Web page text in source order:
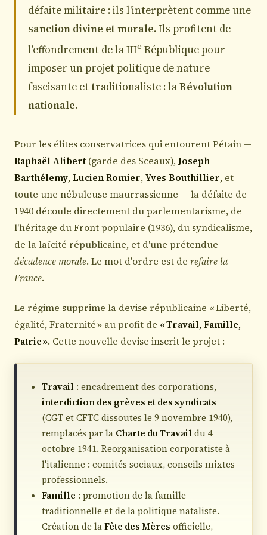
défaite militaire : ils l'interprètent comme une
sanction divine et morale. Ils profitent de
l'effondrement de la IIIe République pour
imposer un projet politique de nature
fascisante et traditionaliste : laRévolution
nationale.
Pour les élites conservatrices qui entourent Pétain —
Raphaël Alibert (garde des Sceaux),Joseph
Barthélemy,Lucien Romier,Yves Bouthillier, et
toute une nébuleuse maurrassienne — la défaite de
1940 découle directement du parlementarisme, de
l'héritage du Front populaire (1936), du syndicalisme,
de la laïcité républicaine, et d'une prétendue
décadence morale. Le mot d'ordre est de refaire la
France.
Le régime supprime la devise républicaine « Liberté,
égalité, Fraternité » au profit de « Travail, Famille,
Patrie ». Cette nouvelle devise inscrit le projet :
Travail : encadrement des corporations,
interdiction des grèves et des syndicats
(CGT et CFTC dissoutes le 9 novembre 1940),
remplacés par la Charte du Travail du 4
octobre 1941. Reorganisation corporatiste à
l'italienne : comités sociaux, conseils mixtes
professionnels.
Famille : promotion de la famille
traditionnelle et de la politique nataliste.
Création de laFête des Mères officielle,